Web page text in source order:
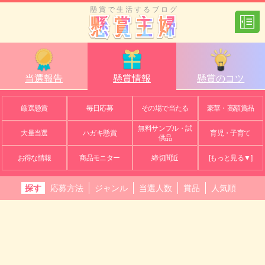
懸賞で生活するブログ
当選報告 懸賞情報 懸賞のコツ
厳選懸賞 毎日応募 その場で当たる 豪華・高額賞品
大量当選 ハガキ懸賞
無料サンプル・試
供品
育児・子育て
お得な情報 商品モニター 締切間近 [もっと見る▼]
探す 応募方法 ジャンル 当選人数 賞品 人気順